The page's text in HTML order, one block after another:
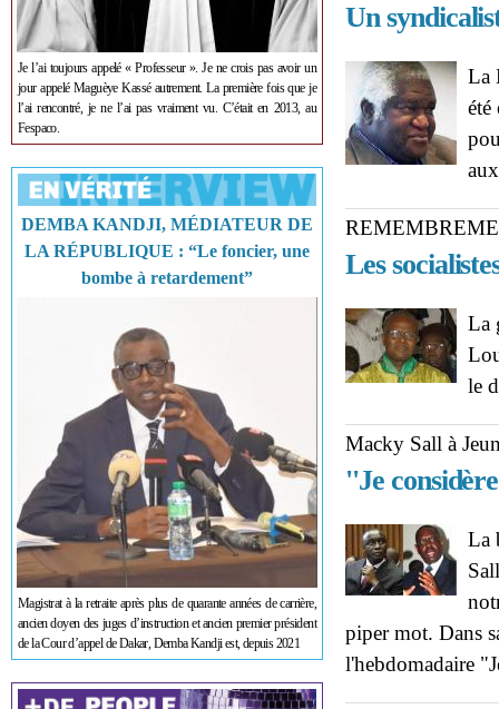
Je l’ai toujours appelé « Professeur ». Je ne crois pas avoir un
jour appelé Maguèye Kassé autrement. La première fois que je
l’ai rencontré, je ne l’ai pas vraiment vu. C’était en 2013, au
Fespaco.
DEMBA KANDJI, MÉDIATEUR DE
LA RÉPUBLIQUE : “Le foncier, une
bombe à retardement”
Magistrat à la retraite après plus de quarante années de carrière,
ancien doyen des juges d’instruction et ancien premier président
de la Cour d’appel de Dakar, Demba Kandji est, depuis 2021
Un
La
été
Les
La
le
Macky Sall à
''Je
La
piper mot. Dans
l'hebdomadaire